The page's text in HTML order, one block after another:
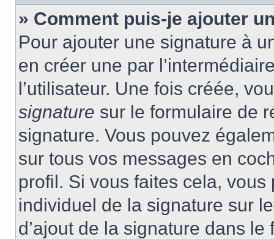
» Comment puis-je ajouter
Pour ajouter une signature à
en créer une par
l’utilisateur. Une fois créée,
signature sur le formulaire de
signature. Vous pouvez
sur tous vos messages en
profil. Si vous faites cela, vous
individuel de la signature sur
d’ajout de la signature dans